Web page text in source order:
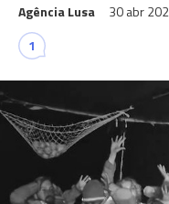
Agência Lusa 30 abr
1